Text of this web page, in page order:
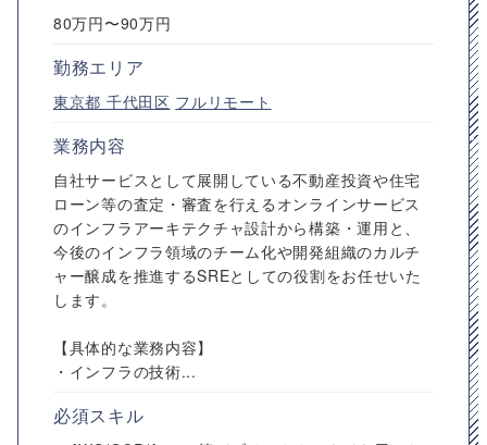
80万円〜90万円
勤務エリア
東京都 千代田区 フルリモート
業務内容
自社サービスとして展開している不動産投資や住宅
ローン等の査定・審査を行えるオンラインサービス
のインフラアーキテクチャ設計から構築・運用と、
今後のインフラ領域のチーム化や開発組織のカルチ
ャー醸成を推進するSREとしての役割をお任せいた
します。
【具体的な業務内容】
・インフラの技術...
必須スキル